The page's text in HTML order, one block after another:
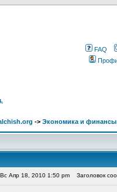
FAQ
-> Экономика и финансы
Апр 18, 2010 1:50 pm Заголовок